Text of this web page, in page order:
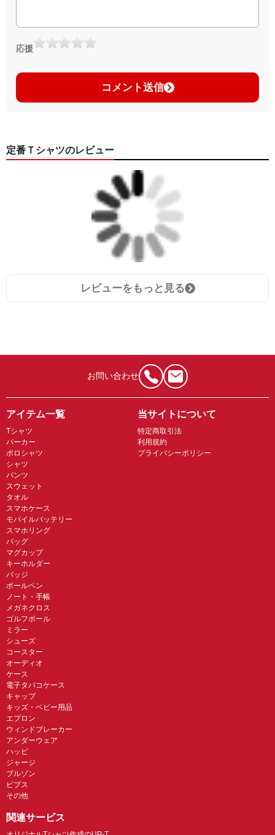
応援
コメント送信
定番Ｔシャツのレビュー
レビューをもっと見る
お問い合わせ
アイテム一覧
Tシャツ
パーカー
ポロシャツ
シャツ
パンツ
スウェット
タオル
スマホケース
モバイルバッテリー
スマホリング
バッグ
マグカップ
キーホルダー
バッジ
ボールペン
ノート・手帳
メガネクロス
ゴルフボール
ミラー
シューズ
コースター
オーディオ
ケース
電子タバコケース
キャップ
キッズ・ベビー用品
エプロン
ウィンドブレーカー
アンダーウェア
ハッピ
ジャージ
ブルゾン
ビブス
その他
当サイトについて
特定商取引法
利用規約
プライバシーポリシー
関連サービス